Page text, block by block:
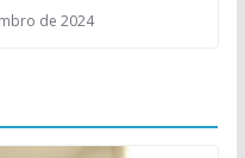
de 2024